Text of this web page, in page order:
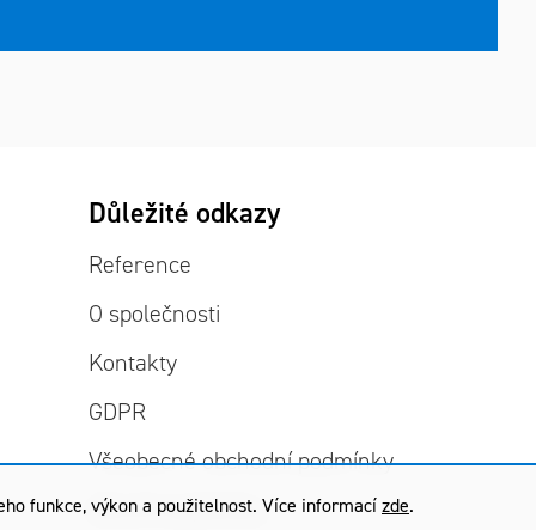
funkce, výkon a použitelnost. Více informací zde.
Důležité odkazy
Reference
O společnosti
Kontakty
GDPR
Všeobecné obchodní podmínky
Záruční podmínky